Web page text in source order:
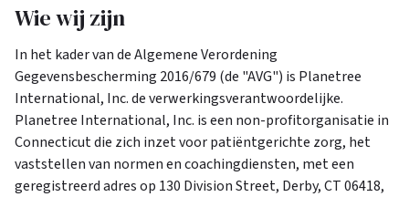
Wie wij zijn
In het kader van de Algemene Verordening
Gegevensbescherming 2016/679 (de "AVG") is Planetree
International, Inc. de verwerkingsverantwoordelijke.
Planetree International, Inc. is een non-profitorganisatie in
Connecticut die zich inzet voor patiëntgerichte zorg, het
vaststellen van normen en coachingdiensten, met een
geregistreerd adres op 130 Division Street, Derby, CT 06418,